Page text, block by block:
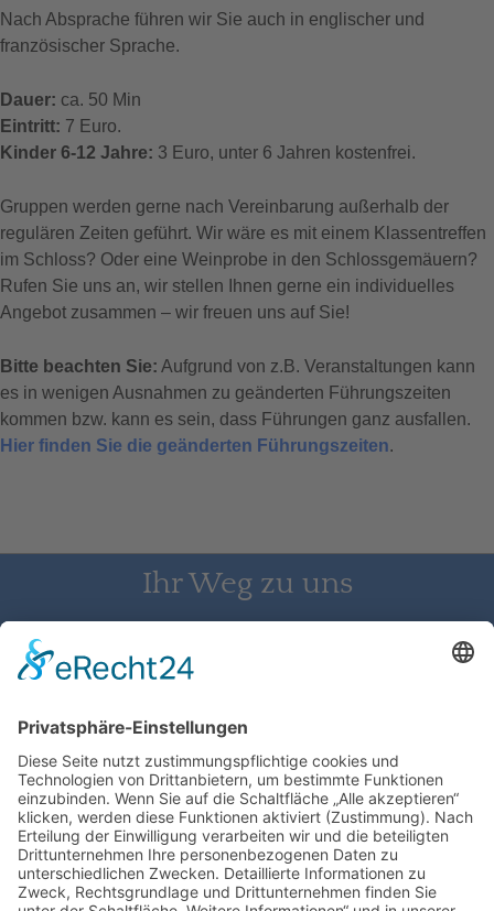
Nach Absprache führen wir Sie auch in englischer und
französischer Sprache.
Dauer: ca. 50 Min
Eintritt: 7 Euro.
Kinder 6-12 Jahre: 3 Euro, unter 6 Jahren kostenfrei.
Gruppen werden gerne nach Vereinbarung außerhalb der
regulären Zeiten geführt. Wir wäre es mit einem Klassentreffen
im Schloss? Oder eine Weinprobe in den Schlossgemäuern?
Rufen Sie uns an, wir stellen Ihnen gerne ein individuelles
Angebot zusammen – wir freuen uns auf Sie!
Bitte beachten Sie: Aufgrund von z.B. Veranstaltungen kann
es in wenigen Ausnahmen zu geänderten Führungszeiten
kommen bzw. kann es sein, dass Führungen ganz ausfallen.
Hier finden Sie die geänderten Führungszeiten.
Ihr Weg zu uns
Schloss Bürgeln, 79418 Schliengen | Telefon: 07626/237 | E-
Mail: direktion@schlossbuergeln.de
Wir benötigen Ihre Zustimmung, um
den Google Maps-Service zu laden!
Wir verwenden einen Service eines
Drittanbieters, um Karteninhalte einzubetten.
Dieser Service kann Daten zu Ihren Aktivitäten
sammeln. Bitte lesen Sie die Details durch und